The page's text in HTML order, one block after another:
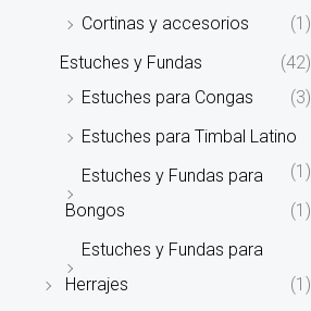
Cortinas y accesorios
(1)
Estuches y Fundas
(42)
Estuches para Congas
(3)
Estuches para Timbal Latino
(1)
Estuches y Fundas para
Bongos
(1)
Estuches y Fundas para
Herrajes
(1)